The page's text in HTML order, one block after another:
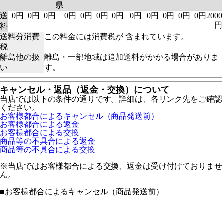
県
送
料
0円 0円 0円 0円 0円 0円 0円 0円 0円 0円 0円 0円 2000
円
送料分消費
税
この料金には消費税が 含まれています。
離島他の扱
い
離島・一部地域は追加送料がかかる場合がありま
す。
キャンセル・返品（返金・交換）について
当店では以下の条件の通りです。詳細は、各リンク先をご確認
ください。
お客様都合によるキャンセル（商品発送前）
お客様都合による返金
お客様都合による交換
商品等の不具合による返金
商品等の不具合による交換
※当店ではお客様都合による交換、返金は受け付けておりませ
ん。
■お客様都合によるキャンセル（商品発送前）